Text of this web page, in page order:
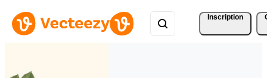
Inscription